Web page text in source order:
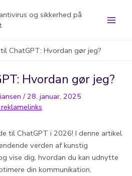
og sikkerhed på
ChatGPT: Hvordan gør jeg?
Hvordan gør jeg?
/28. januar, 2025
til ChatGPT i 2026! I denne artikel
verden af kunstig
vise dig, hvordan du kan udnytte
din kommunikation,